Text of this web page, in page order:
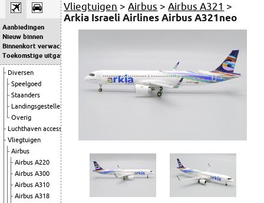
Aanbiedingen
Nieuw binnen
Binnenkort verwacht
Toekomstige uitgaven
Diversen
Speelgoed
Staanders
Landingsgestellen
Overig
Luchthaven accessoires
Vliegtuigen
Airbus
Airbus A220
Airbus A300
Airbus A310
Airbus A318
Vliegtuigen >Airbus >Airbus A321 >
Arkia Israeli Airlines Airbus A321neo